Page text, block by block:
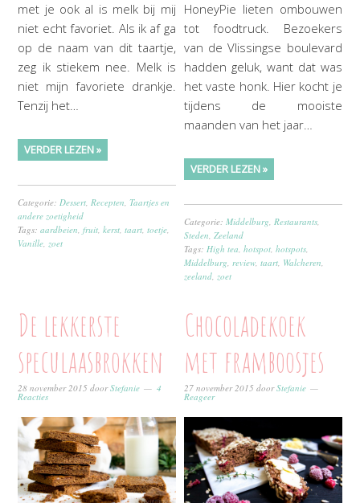
met je ook al is melk bij mij
niet echt favoriet. Als ik af ga
op de naam van dit taartje,
zeg ik stiekem nee. Melk is
niet mijn favoriete drankje.
Tenzij het…
VERDER LEZEN »
Categorie:Dessert,Recepten,Taartjes en
andere zoetigheid
Tags:aardbeien,fruit,kerst,taart,toetje,
Vanille,zoet
HoneyPie lieten ombouwen
tot foodtruck. Bezoekers
van de Vlissingse boulevard
hadden geluk, want dat was
het vaste honk. Hier kocht je
tijdens de mooiste
maanden van het jaar…
VERDER LEZEN »
Categorie:Middelburg,Restaurants,
Steden,Zeeland
Tags:High tea,hotspot,hotspots,
Middelburg,review,taart, Walcheren,
zeeland,zoet
De lekkerste
speculaasbrokken
28 november 2015 doorStefanie 4
Reacties
Chocoladekoek
met framboosjes
27 november 2015 doorStefanie
Reageer